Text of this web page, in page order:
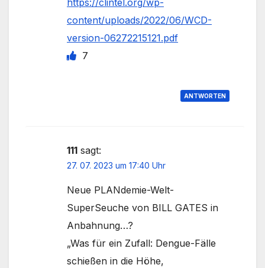
https://clintel.org/wp-
content/uploads/2022/06/WCD-
version-06272215121.pdf
7
ANTWORTEN
111 sagt:
27. 07. 2023 um 17:40 Uhr
Neue PLANdemie-Welt-
SuperSeuche von BILL GATES in
Anbahnung…?
„Was für ein Zufall: Dengue-Fälle
schießen in die Höhe,